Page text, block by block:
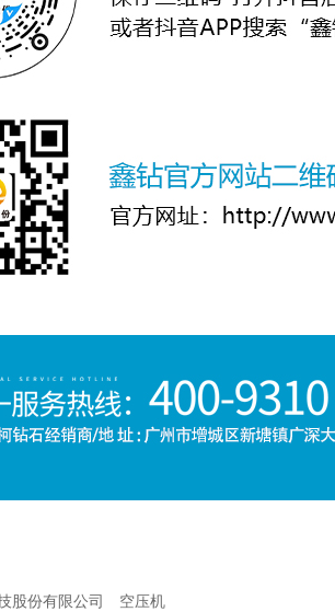
股份有限公司
空压机